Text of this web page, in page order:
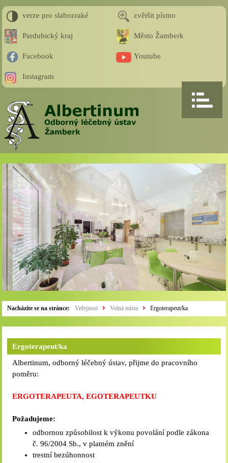
verze pro slabozraké zvětšit písmo
Pardubický kraj Město Žamberk
Facebook Youtube
Instagram
Nacházíte se na stránce: Veřejnost Volná místa Ergoterapeut/ka
Ergoterapeut/ka
Albertinum, odborný léčebný ústav, přijme do pracovního
poměru:
ERGOTERAPEUTA, EGOTERAPEUTKU
Požadujeme:
odbornou způsobilost k výkonu povolání podle zákona
č. 96/2004 Sb., v platném znění
trestní bezúhonnost